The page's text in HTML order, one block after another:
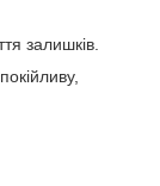
залишків.